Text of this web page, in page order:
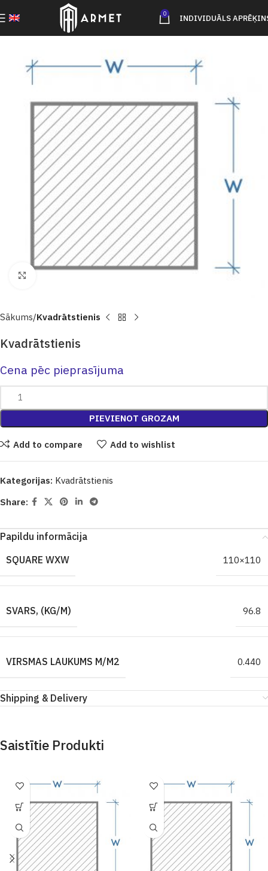
0 INDIVIDUĀLS
Sākums Kvadrātstienis
Kvadrātstienis
Cena pēc pieprasījuma
PIEVIENOT GROZAM
Add to compare Add to wishlist
Kategorijas: Kvadrātstienis
Share:
Papildu informācija
SQUARE WXW
110×110
SVARS, (KG/M) 96.8
VIRSMAS LAUKUMS M/M2 0.440
Shipping & Delivery
Saistītie Produkti